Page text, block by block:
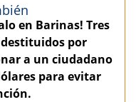
en Barinas! Tres
por
a un ciudadano
para evitar